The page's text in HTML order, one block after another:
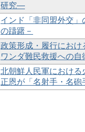
研究―
インド「非同盟外交
の躊躇－
政策形成・履行にお
ワンダ難民救援への
北朝鮮人民軍におけ
正恩が「名射手・名